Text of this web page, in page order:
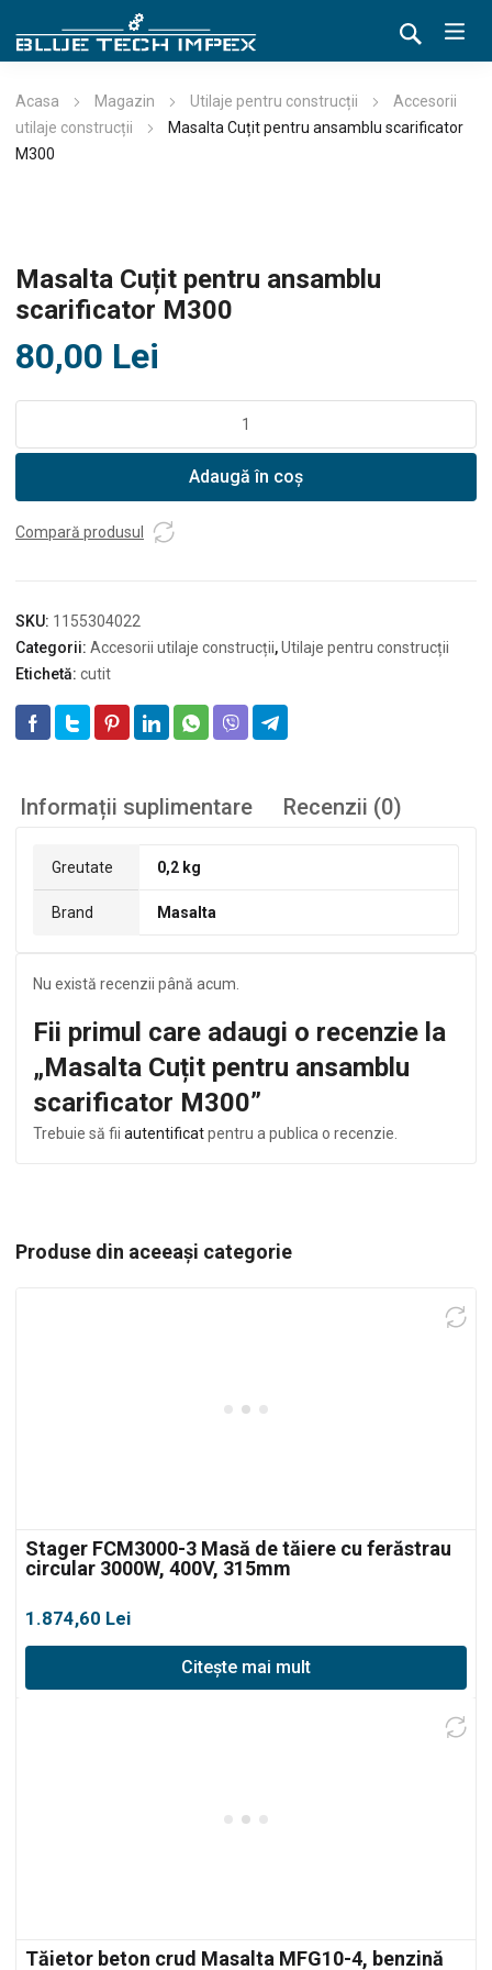
Acasa Magazin Utilaje pentru construcții
Accesorii
utilaje construcții
Masalta Cuțit pentru ansamblu scarificator
M300
Masalta Cuțit pentru ansamblu
scarificator M300
80,00 Lei
Cuțit
scarificator
Adaugă în coș
Compară produsul
SKU: 1155304022
Categorii: Accesorii utilaje construcții,Utilaje pentru construcții
Etichetă: cutit
Informații suplimentare Recenzii (0)
Greutate 0,2 kg
Brand Masalta
Nu există recenzii până acum.
Fii primul care adaugi o recenzie la
„Masalta Cuțit pentru ansamblu
scarificator M300”
Trebuie să fii autentificatpentru a publica o recenzie.
Produse din aceeași categorie
Stager FCM3000-3 Masă de tăiere cu ferăstrau
circular 3000W, 400V, 315mm
1.874,60 Lei
Citește mai mult
Tăietor beton crud Masalta MFG10-4, benzină